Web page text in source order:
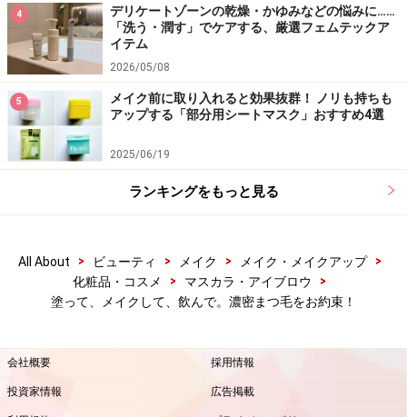
4
デリケートゾーンの乾燥・かゆみなどの悩みに……
「洗う・潤す」でケアする、厳選フェムテックア
イテム
2026/05/08
5
メイク前に取り入れると効果抜群！ ノリも持ちも
アップする「部分用シートマスク」おすすめ4選
2025/06/19
ランキングをもっと見る
All About > ビューティ > メイク > メイク・メイクアップ
>
化粧品・コスメ
> マスカラ・アイブロウ
>
塗って、メイクして、飲んで。濃密まつ毛をお約束！
会社概要 採用情報
投資家情報 広告掲載